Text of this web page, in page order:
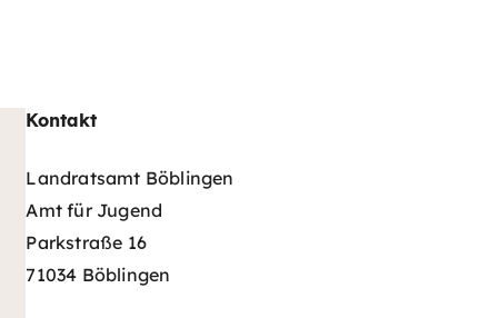
Kontakt
Landratsamt Böblingen
Amt für Jugend
Parkstraße 16
71034 Böblingen